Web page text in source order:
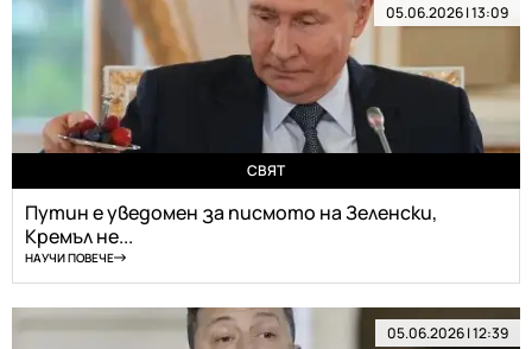
05.06.2026 | 13:09
СВЯТ
Путин е уведомен за писмото на Зеленски,
Кремъл не...
НАУЧИ ПОВЕЧЕ
05.06.2026 | 12:39